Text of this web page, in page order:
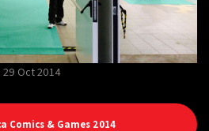
29 Oct 2014
Comics & Games 2014